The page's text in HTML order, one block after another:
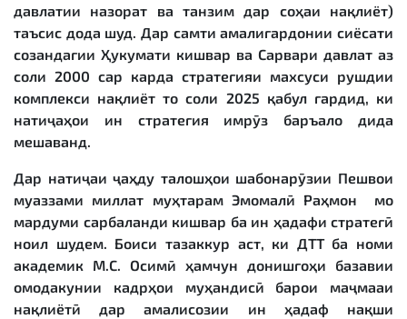
давлатии назорат ва танзим дар соҳаи нақлиёт)
таъсис дода шуд. Дар самти амалигардонии сиёсати
созандагии Ҳукумати кишвар ва Сарвари давлат аз
соли 2000 cap карда стратегияи махсуси рушдии
комплекси нақлиёт то соли 2025 қабул гардид, ки
натиҷаҳои ин стратегия имрӯз баръало дида
мешаванд.
Дар натиҷаи ҷаҳду талошҳои шабонарӯзии Пешвои
муаззами миллат муҳтарам Эмомалӣ Раҳмон мо
мардуми сарбаланди кишвар ба ин ҳадафи стратегӣ
ноил шудем. Боиси тазаккур аст, ки ДТТ ба номи
академик М.С. Осимӣ ҳамчун донишгоҳи базавии
омодакунии кадрҳои муҳандисӣ барои маҷмааи
нақлиётӣ дар амалисозии ин ҳадаф нақши